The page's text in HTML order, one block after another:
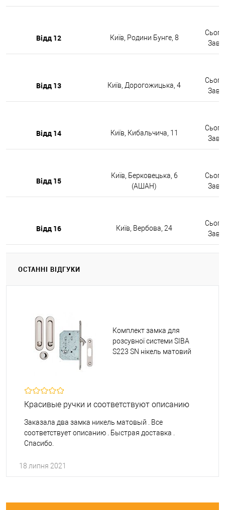
Відд 12 Київ, Родини Бунге, 8
Відд 13 Київ, Дорогожицька, 4
Відд 14 Київ, Кибальчича, 11
Відд 15
Київ, Берковецька, 6
(АШАН)
Відд 16 Київ, Вербова, 24
ОСТАННІ ВІДГУКИ
Комплект замка для
розсувної системи SIBA
S223 SN нікель матовий
Красивые ручки и соответствуют описанию
Заказала два замка никель матовый . Все
соответствует описанию . Быстрая доставка .
Спасибо.
18 липня 2021